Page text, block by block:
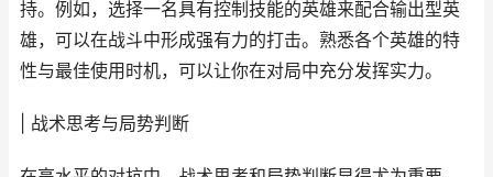
持。例如，选择一名具有控制技能的英雄来配合输出型英
雄，可以在战斗中形成强有力的打击。熟悉各个英雄的特
性与最佳使用时机，可以让你在对局中充分发挥实力。
| 战术思考与局势判断